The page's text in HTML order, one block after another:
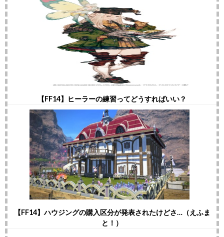
【FF14】ヒーラーの練習ってどうすればいい？
【FF14】ハウジングの購入区分が発表されたけどさ…（えふま
と！）